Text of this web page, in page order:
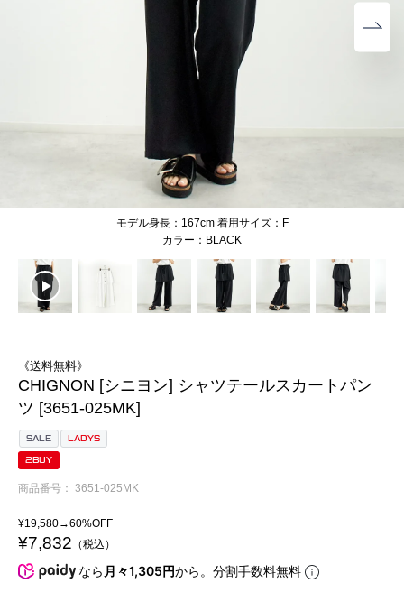
モデル身長：167cm 着用サイズ：F
BLACK
《送料無料》
CHIGNON [シニヨン] シャツテールスカートパン
ツ [3651-025MK]
SALE LADYS
2BUY
商品番号 3651-025MK
¥19,580→60%OFF
¥7,832 税込
なら 月々1,305円から。分割手数料無料